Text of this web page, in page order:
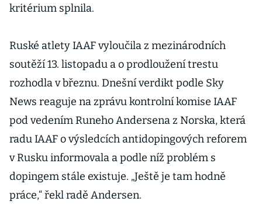
kritérium splnila.
Ruské atlety IAAF vyloučila z mezinárodních
soutěží 13. listopadu a o prodloužení trestu
rozhodla v březnu. Dnešní verdikt podle Sky
News reaguje na zprávu kontrolní komise IAAF
pod vedením Runeho Andersena z Norska, která
radu IAAF o výsledcích antidopingových reforem
v Rusku informovala a podle níž problém s
dopingem stále existuje. „Ještě je tam hodně
práce,“ řekl radě Andersen.